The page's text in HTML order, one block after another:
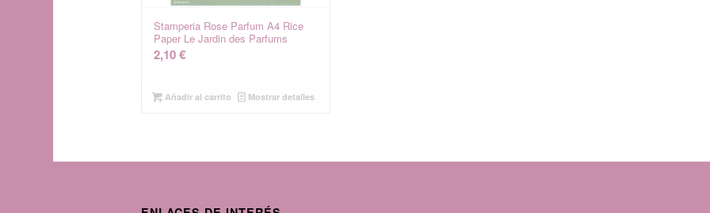
Stamperia Rose Parfum A4 Rice
Paper Le Jardin des Parfums
2,10€
Añadir al carrito Mostrar detalles